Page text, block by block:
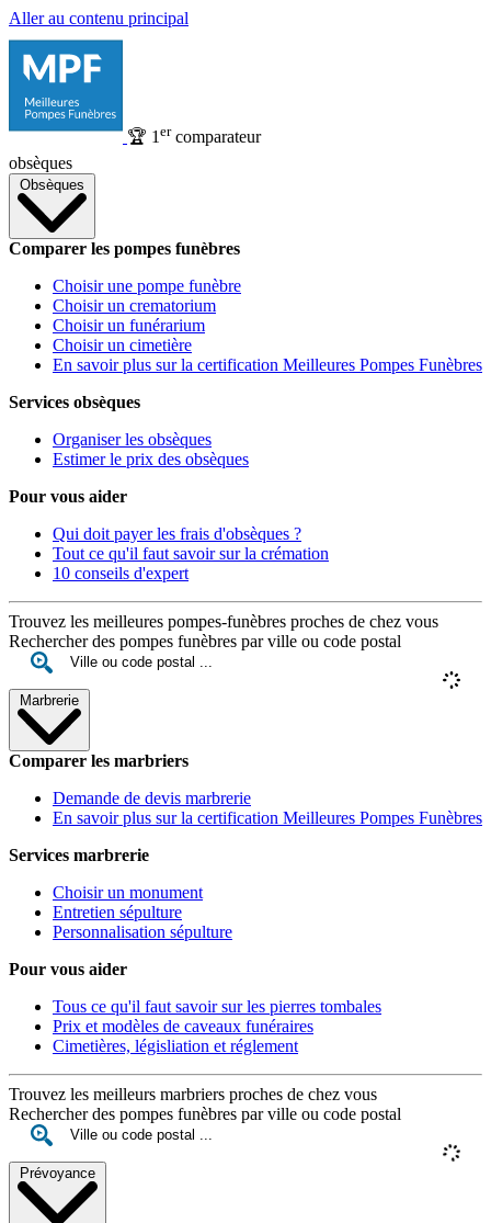
Aller au contenu principal
🏆 1 ercomparateur
obsèques
Obsèques
Comparer les pompes funèbres
Choisir une pompe funèbre
Choisir un crematorium
Choisir un funérarium
Choisir un cimetière
En savoir plus sur la certification Meilleures Pompes Funèbres
Services obsèques
Organiser les obsèques
Estimer le prix des obsèques
Pour vous aider
Qui doit payer les frais d'obsèques ?
Tout ce qu'il faut savoir sur la crémation
10 conseils d'expert
Trouvez les meilleures pompes-funèbres proches de chez vous
Rechercher des pompes funèbres par ville ou code postal
Marbrerie
Comparer les marbriers
Demande de devis marbrerie
En savoir plus sur la certification Meilleures Pompes Funèbres
Services marbrerie
Choisir un monument
Entretien sépulture
Personnalisation sépulture
Pour vous aider
Tous ce qu'il faut savoir sur les pierres tombales
Prix et modèles de caveaux funéraires
Cimetières, législiation et réglement
Trouvez les meilleurs marbriers proches de chez vous
Rechercher des pompes funèbres par ville ou code postal
Prévoyance